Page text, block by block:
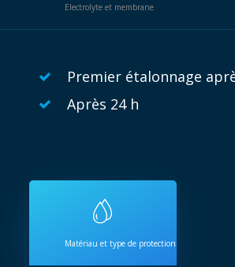
Electrolyte et membrane
Premier étalonnage
Après 24 h
Matériau et type de protection